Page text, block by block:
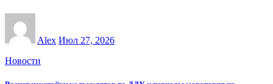
Alex Июл 27, 2026
Новости